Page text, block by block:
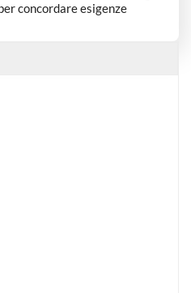
concordare esigenze